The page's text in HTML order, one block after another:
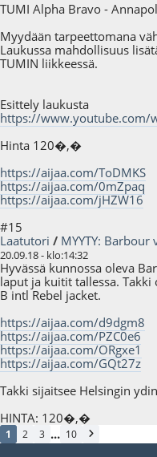
TUMI Alpha Bravo -
Myydään tarpeettomana
Laukussa mahdollisuus
TUMIN liikkeessä.
Esittely laukusta
https://www.youtube.com/
Hinta 120�,�
https://aijaa.com/ToDMKS
https://aijaa.com/0mZpaq
https://aijaa.com/jHZW16
#15
Laatutori / MYYTY: Barbour
20.09.18 - klo:14:32
Hyvässä kunnossa oleva
laput ja kuitit tallessa.
B intl Rebel jacket.
https://aijaa.com/d9dgm8
https://aijaa.com/PZC0e6
https://aijaa.com/ORgxe1
https://aijaa.com/GQt27z
Takki sijaitsee Helsingin
HINTA: 120�,�
1 2 3 ... 10